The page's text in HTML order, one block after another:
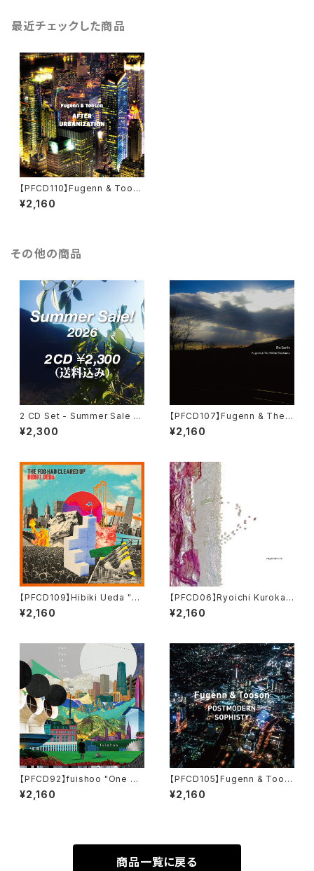
最近チェックした商品
【PFCD110】Fugenn & Toos
on "AFTER URBANIZATIO
N" CD
¥2,160
その他の商品
2 CD Set - Summer Sale 2
026
¥2,300
【PFCD107】Fugenn & The
White Elephants "Re:Earth"
CD
¥2,160
【PFCD109】Hibiki Ueda "Th
e Fog Had Cleared Up" CD
¥2,160
【PFCD06】Ryoichi Kurokaw
a『copynature』
¥2,160
【PFCD92】fuishoo "One Da
y In The City" CD
¥2,160
【PFCD105】Fugenn & Toos
on "POSTMODERN SOPHIS
TY" CD
¥2,160
商品一覧に戻る